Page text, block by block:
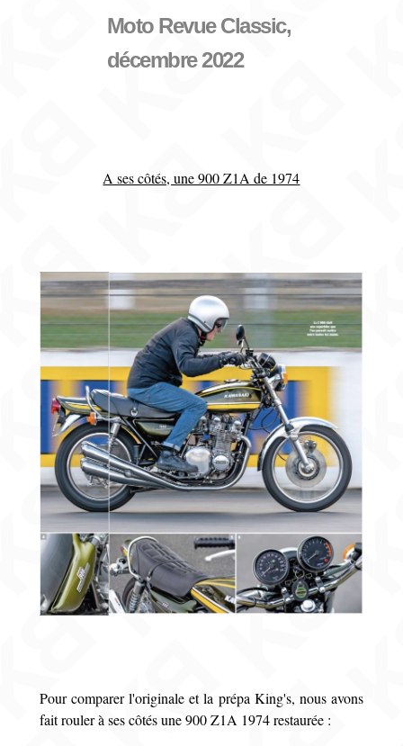
Moto Revue Classic,
décembre 2022
A ses côtés, une 900 Z1A de 1974
Pour comparer l'originale et la prépa King's, nous avons
fait rouler à ses côtés une 900 Z1A 1974 restaurée :